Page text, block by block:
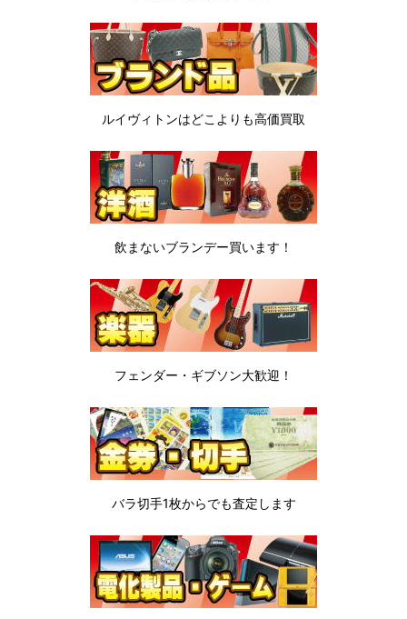
ルイヴィトンはどこよりも高価買取
飲まないブランデー買います！
フェンダー・ギブソン大歓迎！
バラ切手1枚からでも査定します